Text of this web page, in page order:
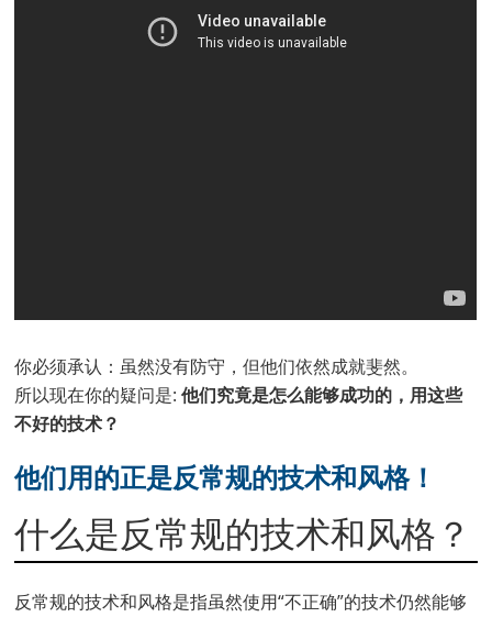
你必须承认：虽然没有防守，但他们依然成就斐然。
所以现在你的疑问是: 他们究竟是怎么能够成功的，用这些
不好的技术？
他们用的正是反常规的技术和风格！
什么是反常规的技术和风格？
反常规的技术和风格是指虽然使用“不正确”的技术仍然能够